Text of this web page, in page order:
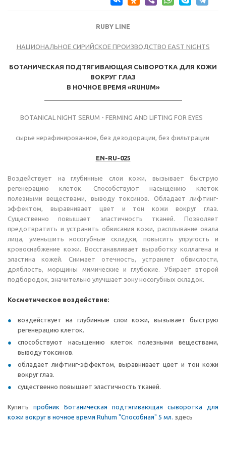
RUBY LINE
НАЦИОНАЛЬНОЕ СИРИЙСКОЕ ПРОИЗВОДСТВО EAST NIGHTS
БОТАНИЧЕСКАЯ ПОДТЯГИВАЮЩАЯ СЫВОРОТКА ДЛЯ КОЖИ
ВОКРУГ ГЛАЗ
В НОЧНОЕ ВРЕМЯ «RUHUM»
BOTANICAL NIGHT SERUM - FERMING AND LIFTING FOR EYES
сырье нерафинированное, без дезодорации, без фильтрации
EN-RU-025
Воздействует на глубинные слои кожи, вызывает быструю
регенерацию клеток. Способствуют насыщению клеток
полезными веществами, выводу токсинов. Обладает лифтинг-
эффектом, выравнивает цвет и тон кожи вокруг глаз.
Существенно повышает эластичность тканей. Позволяет
предотвратить и устранить обвисания кожи, расплывание овала
лица, уменьшить носогубные складки, повысить упругость и
кровоснабжение кожи. Восстанавливает выработку коллагена и
эластина кожей. Снимает отечность, устраняет обвислости,
дряблость, морщины мимические и глубокие. Убирает второй
подбородок, значительно улучшает зону носогубных складок.
Косметическое воздействие:
воздействует на глубинные слои кожи, вызывает быструю
регенерацию клеток.
способствуют насыщению клеток полезными веществами,
выводу токсинов.
обладает лифтинг-эффектом, выравнивает цвет и тон кожи
вокруг глаз.
существенно повышает эластичность тканей.
Купить пробник Ботаническая подтягивающая сыворотка для
кожи вокруг в ночное время Ruhum "Способная" 5 мл. здесь